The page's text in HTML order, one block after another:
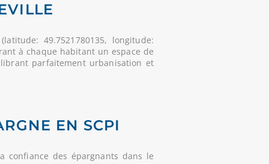
49.7521780135, longitude:
à chaque habitant un espace de
parfaitement urbanisation et
EN SCPI
confiance des épargnants dans le